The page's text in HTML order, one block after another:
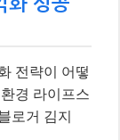
지속 가능
습니다. 초
을 활용
‘친환경 세